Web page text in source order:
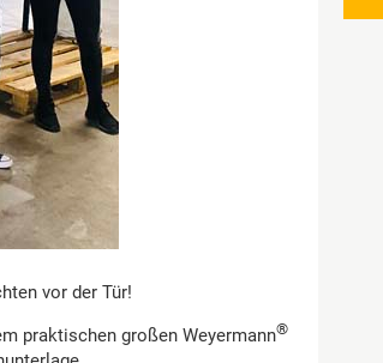
vor der Tür!
praktischen großen Weyermann®